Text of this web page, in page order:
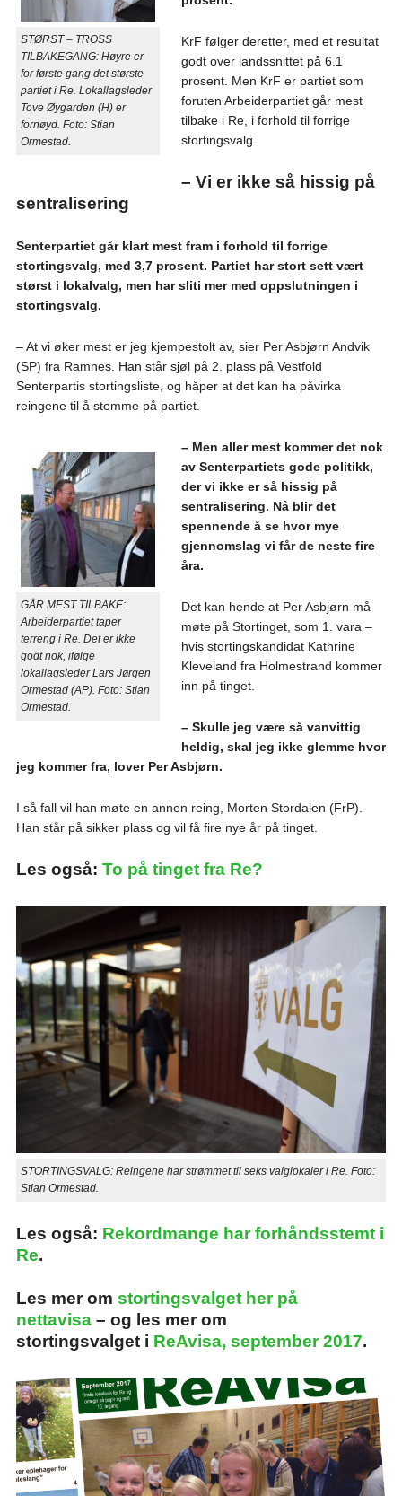
STØRST – TROSS
TILBAKEGANG: Høyre er
for første gang det største
partiet i Re. Lokallagsleder
Tove Øygarden (H) er
fornøyd. Foto: Stian
Ormestad.
KrF følger deretter, med et resultat
godt over landssnittet på 6.1
prosent. Men KrF er partiet som
foruten Arbeiderpartiet går mest
tilbake i Re, i forhold til forrige
stortingsvalg.
– Vi er ikke så hissig på
sentralisering
Senterpartiet går klart mest fram i forhold til forrige
stortingsvalg, med 3,7 prosent. Partiet har stort sett vært
størst i lokalvalg, men har sliti mer med oppslutningen i
stortingsvalg.
– At vi øker mest er jeg kjempestolt av, sier Per Asbjørn Andvik
(SP) fra Ramnes. Han står sjøl på 2. plass på Vestfold
Senterpartis stortingsliste, og håper at det kan ha påvirka
reingene til å stemme på partiet.
GÅR MEST TILBAKE:
Arbeiderpartiet taper
terreng i Re. Det er ikke
godt nok, ifølge
lokallagsleder Lars Jørgen
Ormestad (AP). Foto: Stian
Ormestad.
– Men aller mest kommer det nok
av Senterpartiets gode politikk,
der vi ikke er så hissig på
sentralisering. Nå blir det
spennende å se hvor mye
gjennomslag vi får de neste fire
åra.
Det kan hende at Per Asbjørn må
møte på Stortinget, som 1. vara –
hvis stortingskandidat Kathrine
Kleveland fra Holmestrand kommer
inn på tinget.
– Skulle jeg være så vanvittig
heldig, skal jeg ikke glemme hvor
jeg kommer fra, lover Per Asbjørn.
I så fall vil han møte en annen reing, Morten Stordalen (FrP).
Han står på sikker plass og vil få fire nye år på tinget.
Les også: To på tinget fra Re?
STORTINGSVALG: Reingene har strømmet til seks valglokaler i Re. Foto:
Stian Ormestad.
Les også: Rekordmange har forhåndsstemt i
Re.
Les mer om stortingsvalget her på
nettavisa– og les mer om
stortingsvalget i ReAvisa, september 2017.